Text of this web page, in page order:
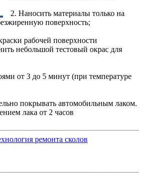
2. Наносить материалы только на
поверхность;
рабочей поверхности
небольшой тестовый окрас для
от 3 до 5 минут (при температуре
покрывать автомобильным лаком.
лака от 2 часов
ремонта сколов